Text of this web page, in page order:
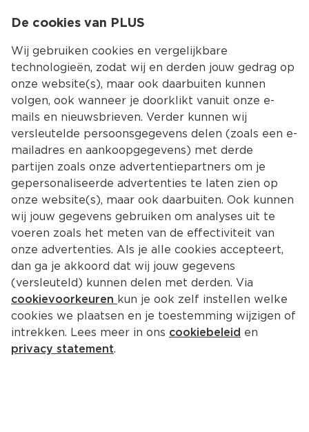
Kies jouw
De cookies van PLUS
Wij gebruiken cookies en vergelijkbare
technologieën, zodat wij en derden jouw gedrag op
onze website(s), maar ook daarbuiten kunnen
volgen, ook wanneer je doorklikt vanuit onze e-
mails en nieuwsbrieven. Verder kunnen wij
versleutelde persoonsgegevens delen (zoals een e-
mailadres en aankoopgegevens) met derde
partijen zoals onze advertentiepartners om je
gepersonaliseerde advertenties te laten zien op
onze website(s), maar ook daarbuiten. Ook kunnen
wij jouw gegevens gebruiken om analyses uit te
voeren zoals het meten van de effectiviteit van
onze advertenties. Als je alle cookies accepteert,
dan ga je akkoord dat wij jouw gegevens
(versleuteld) kunnen delen met derden. Via
cookievoorkeuren kun je ook zelf instellen welke
cookies we plaatsen en je toestemming wijzigen of
intrekken. Lees meer in ons cookiebeleid en
privacy statement.